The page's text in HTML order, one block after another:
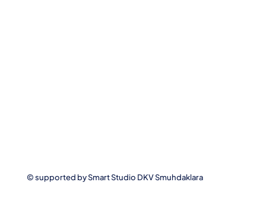
© supported bySmart Studio DKV Smuhdaklara